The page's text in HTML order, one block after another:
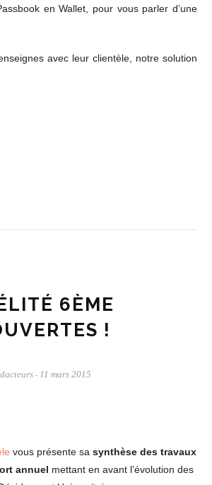
en Wallet, pour vous parler d’une
avec leur clientèle, notre solution
6ÈME
!
- 11 mars 2015
vous présente sa synthèse des travaux
annuel mettant en avant l’évolution des